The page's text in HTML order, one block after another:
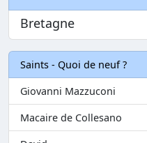
Bretagne
Saints - Quoi de neuf ?
Giovanni Mazzuconi
Macaire de Collesano